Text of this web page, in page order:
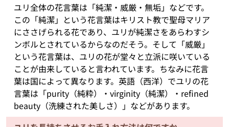
ユリ全体の花言葉は「純潔・威厳・無垢」などです。
この「純潔」という花言葉はキリスト教で聖母マリア
にささげられる花であり、ユリが純潔さをあらわすシ
ンボルとされているからなのだそう。そして「威厳」
という花言葉は、ユリの花が堂々と立派に咲いている
ことが由来していると言われています。ちなみに花言
葉は国によって異なります。英語（西洋）でユリの花
言葉は「purity（純粋）・virginity（純潔）・refined
beauty（洗練された美しさ）」などがあります。